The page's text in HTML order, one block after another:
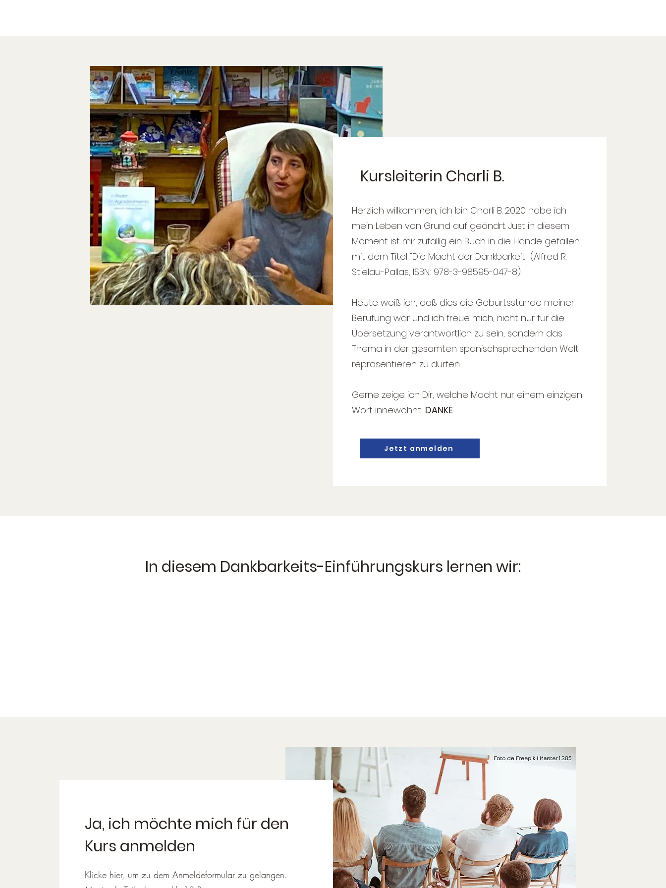
Kursleiterin Charli B.
Herzlich willkommen, ich bin Charli B. 2020 habe ich
mein Leben von Grund auf geändrt. Just in diesem
Moment ist mir zufällig ein Buch in die Hände gefallen
mit dem Titel "Die Macht der Dankbarkeit" (Alfred R.
Stielau-Pallas, ISBN: 978-3-98595-047-8)
Heute weiß ich, daß dies die Geburtsstunde meiner
Berufung war und ich freue mich, nicht nur für die
Übersetzung verantwortlich zu sein, sondern das
Thema in der gesamten spanischsprechenden Welt
repräsentieren zu dürfen..
Gerne zeige ich Dir, welche Macht nur einem einzigen
Wort innewohnt: DANKE
Jetzt anmelden
In diesem Dankbarkeits-Einführungskurs lernen wir:
Ja, ich möchte mich für den
Kurs anmelden
Klicke hier, um zu dem Anmeldeformular zu gelangen.